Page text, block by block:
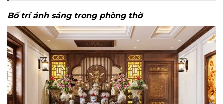
Bố trí ánh sáng trong phòng thờ